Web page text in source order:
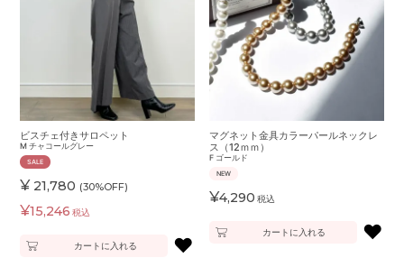
ビスチェ付きサロペット
M チャコールグレー
SALE
¥ 21,780 (30%OFF)
¥15,246 税込
カートに入れる ♥
マグネット金具カラーパールネックレ
ス（12ｍｍ）
F ゴールド
NEW
¥4,290 税込
カートに入れる ♥